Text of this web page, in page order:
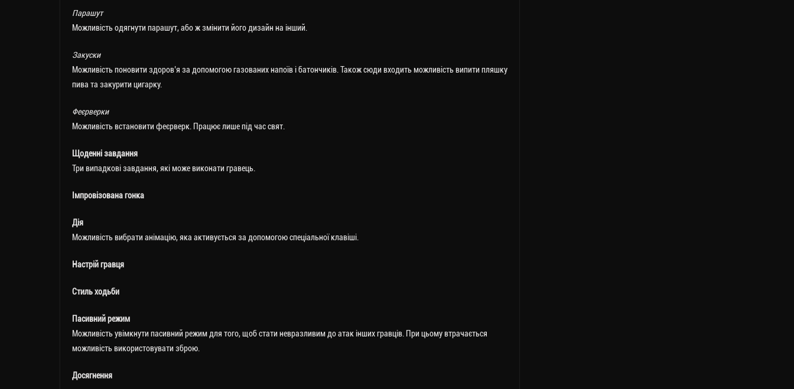
Парашут
Можливість одягнути парашут, або ж змінити його дизайн на інший.
Закуски
Можливість поновити здоров’я за допомогою газованих напоїв і батончиків. Також сюди входить можливість випити пляшку
пива та закурити цигарку.
Феєрверки
Можливість встановити феєрверк. Працює лише під час свят.
Щоденні завдання
Три випадкові завдання, які може виконати гравець.
Імпровізована гонка
Дія
Можливість вибрати анімацію, яка активується за допомогою спеціальної клавіші.
Настрій гравця
Стиль ходьби
Пасивний режим
Можливість увімкнути пасивний режим для того, щоб стати невразливим до атак інших гравців. При цьому втрачається
можливість використовувати зброю.
Досягнення